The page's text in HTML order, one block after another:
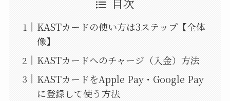
目次
KASTカードの使い方は3ステップ【全体
像】
KASTカードへのチャージ（入金）方法
KASTカードをApple Pay・Google Pay
に登録して使う方法